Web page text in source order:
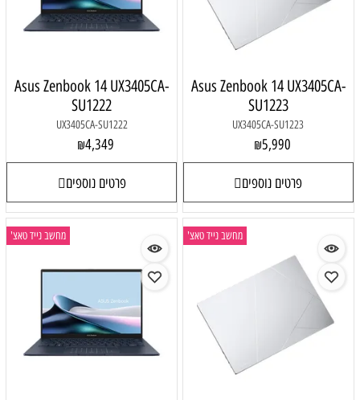
Asus Zenbook 14 UX3405CA-
SU1223
UX3405CA-SU1223
₪5,990
פרטים נוספים
Asus Zenbook 14 UX3405CA-
SU1222
UX3405CA-SU1222
₪4,349
פרטים נוספים
מחשב נייד טאצ' מחשב נייד טאצ'